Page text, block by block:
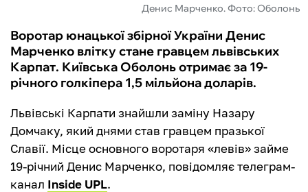
Денис Марченко. Фото: Оболонь
Воротар юнацької збірної України Денис
Марченко влітку стане гравцем львівських
Карпат. Київська Оболонь отримає за 19-
річного голкіпера 1,5 мільйона доларів.
Львівські Карпати знайшли заміну Назару
Домчаку, який днями став гравцем празької
Славії. Місце основного воротаря «левів» займе
19-річний Денис Марченко, повідомляє телеграм-
канал Inside UPL.